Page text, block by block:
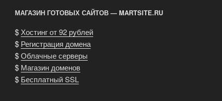
камней
для
колец?»
МАГАЗИН ГОТОВЫХ САЙТОВ — MARTSITE.RU
$ Хостинг от 92 рублей
$ Регистрация домена
$Облачные серверы
$ Магазин доменов
$ Бесплатный SSL